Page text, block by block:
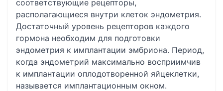
соответствующие рецепторы,
располагающиеся внутри клеток эндометрия.
Достаточный уровень рецепторов каждого
гормона необходим для подготовки
эндометрия к имплантации эмбриона. Период,
когда эндометрий максимально восприимчив
к имплантации оплодотворенной яйцеклетки,
называется имплантационным окном.